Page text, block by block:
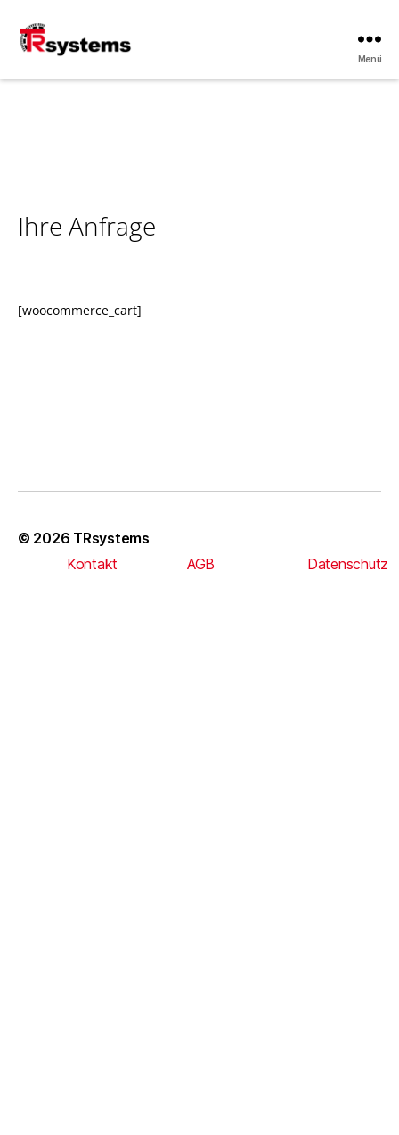
Menü
Ihre Anfrage
[woocommerce_cart]
© 2026 TRsystems
Kontakt
AGB Datenschutz